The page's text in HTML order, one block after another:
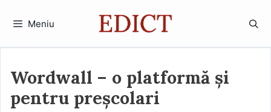
Meniu
Wordwall – o platformă și
pentru preșcolari